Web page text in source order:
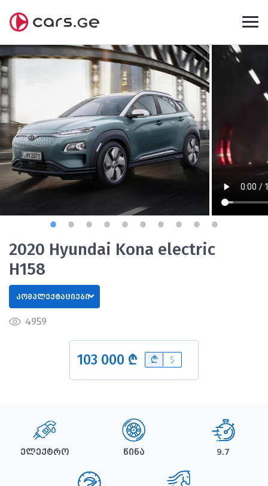
2020 Hyundai Kona electric
H158
კომპლექტაციები
4959
103 000 ₾ B $
ელექტრო წინა 9.7